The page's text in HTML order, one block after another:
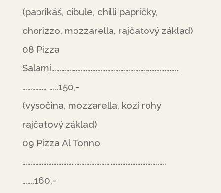
(paprikáš, cibule, chilli papričky,
chorizzo, mozzarella, rajčatový základ)
08 Pizza
Salami…………………………………………………………………..
…………… …..150,-
(vysočina, mozzarella, kozí rohy
rajčatový základ)
09 Pizza Al Tonno
………………………………………………………………….…….….
…….160,-